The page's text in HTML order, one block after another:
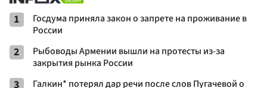
1
Госдума приняла закон о запрете на проживание в
России
2
Рыбоводы Армении вышли на протесты из-за
закрытия рынка России
3
Галкин* потерял дар речи после слов Пугачевой о